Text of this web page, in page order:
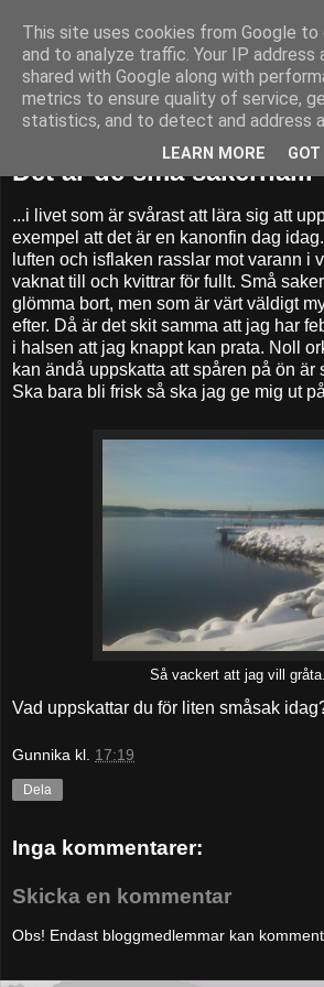
52adventures
Det är de små sakerna...
...i livet som är svårast att lära sig att
exempel att det är en kanonfin dag
luften och isflaken rasslar mot varann i
vaknat till och kvittrar för fullt. Små
glömma bort, men som är värt väldigt
efter. Då är det skit samma att jag har
i halsen att jag knappt kan prata. Noll
kan ändå uppskatta att spåren på ön är
Ska bara bli frisk så ska jag ge mig ut
Så vackert att jag vill
Vad uppskattar du för liten småsak
Gunnika kl. 17:19
Dela
Inga kommentarer:
Skicka en kommentar
Obs! Endast bloggmedlemmar kan
This site uses cookies from Google
and to analyze traffic. Your IP address
shared with Google along with
metrics to ensure quality of service,
statistics, and to detect and address
LEARN MORE